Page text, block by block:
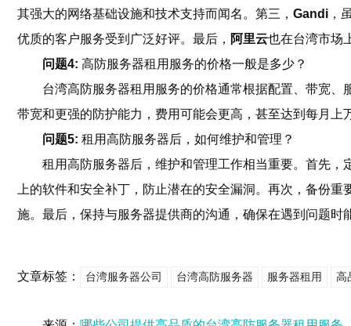
其强大的网络基础设施和技术支持而闻名。第三， Gandi ，
优质的客户服务受到广泛好评。最后， 阿里云也在台湾市场
问题4: 高防服务器租用服务的价格一般是多少？
台湾高防服务器租用服务的价格通常根据配置、带宽
带宽和更强的防护能力，费用可能会更高，甚至达到每月
问题5: 租用高防服务器后，如何维护和管理？
租用高防服务器后，维护和管理工作相当重要。首先
上的软件和安全补丁，防止潜在的安全漏洞。再次，备份
施。最后，保持与服务器提供商的沟通，确保在遇到问题时
文章标签： 台湾服务器公司 台湾高防服务器 服务器租用 高